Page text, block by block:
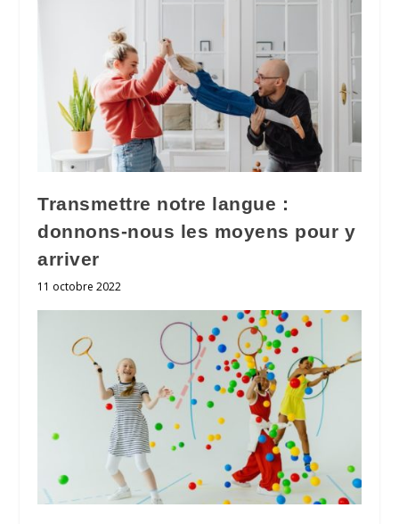
Transmettre notre langue :
donnons-nous les moyens pour y
arriver
11 octobre 2022